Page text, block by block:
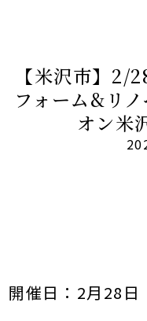
【米沢市】2/
フォーム&リ
オン米
開催日：2月28日